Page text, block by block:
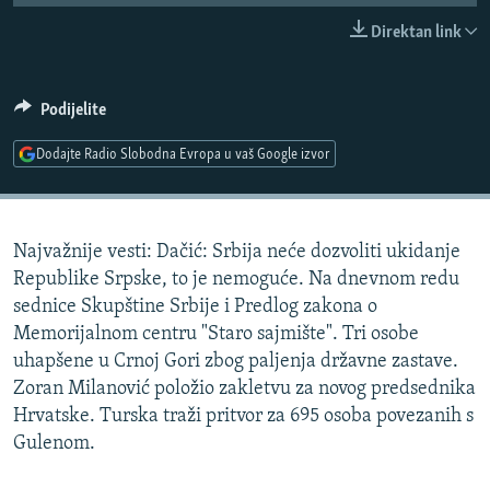
SPECIJALI RSE
VIŠE OD NASLOVA
TV LIBERTY
POST SCRIPTUM
MOJA EVROPA
TRI DECENIJE OD RATA U BIH
SVE KARTE DEJTONA
NASTANAK I RASPAD JUGOSLAVIJE
PRATITE NAS
Sve RFE/RL stranice
Direktan link
Podijelite
Dodajte Radio Slobodna Evropa u vaš Google izvor
Najvažnije vesti: Dačić: Srbija neće dozvoliti ukidanje
Republike Srpske, to je nemoguće. Na dnevnom redu
sednice Skupštine Srbije i Predlog zakona o
Memorijalnom centru "Staro sajmište". Tri osobe
uhapšene u Crnoj Gori zbog paljenja državne zastave.
Zoran Milanović položio zakletvu za novog predsednika
Hrvatske. Turska traži pritvor za 695 osoba povezanih s
Gulenom.